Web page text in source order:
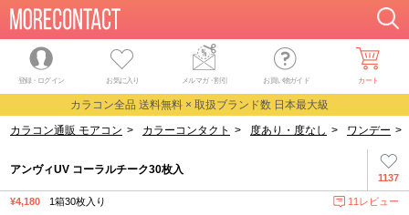
登録・ログイン お気に入り メルマガ・割引 お買い物ガイド カート
カラコン全品 送料無料 × 取扱ブランド数 日本最大級
カラコン通販 モアコン > カラーコンタクト > 度あり・度なし > ワンデー >
1137
アンヴィUV コーラルチーク30枚入
¥4,180 1箱30枚入り 11レビュー